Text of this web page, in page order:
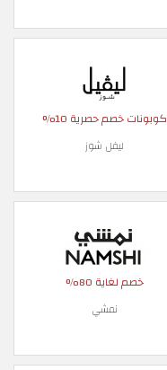
كوبونات خصم حصرية 10%
ليفل شوز
خصم لغاية 80%
نمشي